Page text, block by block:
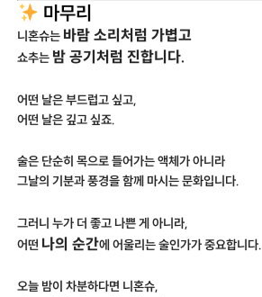
마무리
니혼슈는 바람 소리처럼 가볍고
쇼추는 밤 공기처럼 진합니다.
어떤 날은 부드럽고 싶고,
어떤 날은 깊고 싶죠.
술은 단순히 목으로 들어가는 액체가 아니라
그날의 기분과 풍경을 함께 마시는 문화입니다.
그러니 누가 더 좋고 나쁜 게 아니라,
어떤 나의 순간에 어울리는 술인가가 중요합니다.
오늘 밤이 차분하다면 니혼슈,